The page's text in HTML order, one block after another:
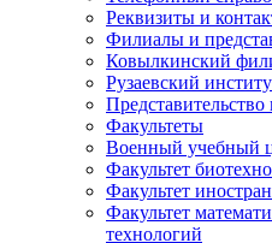
Реквизиты и
Филиалы и
Ковылкинский
Рузаевский
Факультеты
Военный учебный
Факультет
Факультет
Факультет
технологий